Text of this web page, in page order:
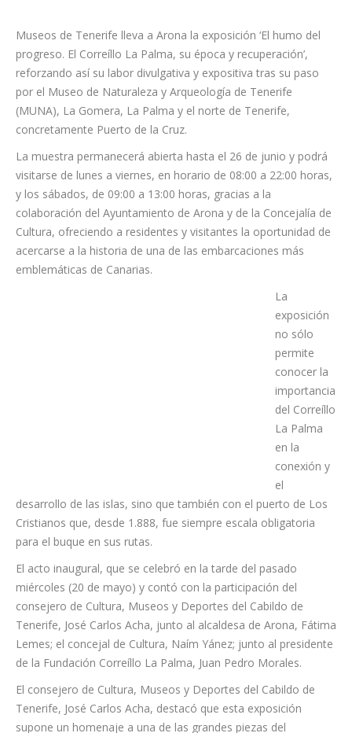
Museos de Tenerife lleva a Arona la exposición ‘El humo del
progreso. El Correíllo La Palma, su época y recuperación’,
reforzando así su labor divulgativa y expositiva tras su paso
por el Museo de Naturaleza y Arqueología de Tenerife
(MUNA), La Gomera, La Palma y el norte de Tenerife,
concretamente Puerto de la Cruz.
La muestra permanecerá abierta hasta el 26 de junio y podrá
visitarse de lunes a viernes, en horario de 08:00 a 22:00 horas,
y los sábados, de 09:00 a 13:00 horas, gracias a la
colaboración del Ayuntamiento de Arona y de la Concejalía de
Cultura, ofreciendo a residentes y visitantes la oportunidad de
acercarse a la historia de una de las embarcaciones más
La
exposición
no sólo
permite
conocer la
importancia
del Correíllo
La Palma
en la
conexión y
el
desarrollo de las islas, sino que también con el puerto de Los
Cristianos que, desde 1.888, fue siempre escala obligatoria
para el buque en sus rutas.
El acto inaugural, que se celebró en la tarde del pasado
miércoles (20 de mayo) y contó con la participación del
consejero de Cultura, Museos y Deportes del Cabildo de
Tenerife, José Carlos Acha, junto al alcaldesa de Arona, Fátima
Lemes; el concejal de Cultura, Naím Yánez; junto al presidente
de la Fundación Correíllo La Palma, Juan Pedro Morales.
El consejero de Cultura, Museos y Deportes del Cabildo de